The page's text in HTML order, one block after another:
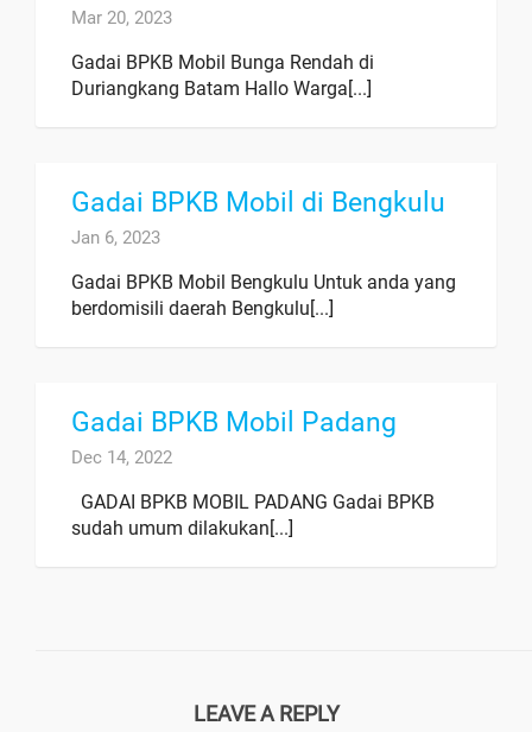
Mar 20, 2023
Gadai BPKB Mobil Bunga Rendah di
Duriangkang Batam Hallo Warga[...]
Gadai BPKB Mobil di Bengkulu
Jan 6, 2023
Gadai BPKB Mobil Bengkulu Untuk anda yang
berdomisili daerah Bengkulu[...]
Gadai BPKB Mobil Padang
Dec 14, 2022
GADAI BPKB MOBIL PADANG Gadai BPKB
sudah umum dilakukan[...]
LEAVE A REPLY